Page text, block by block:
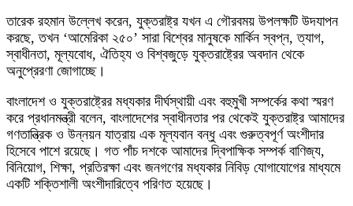
তারেক রহমান উল্লেখ করেন, যুক্তরাষ্ট্র যখন এ গৌরবময় উপলক্ষটি উদযাপন
করছে, তখন ‘আমেরিকা ২৫০’ সারা বিশ্বের মানুষকে মার্কিন স্বপ্ন, ত্যাগ,
স্বাধীনতা, মূল্যবোধ, ঐতিহ্য ও বিশ্বজুড়ে যুক্তরাষ্ট্রের অবদান থেকে
অনুপ্রেরণা জোগাচ্ছে।
বাংলাদেশ ও যুক্তরাষ্ট্রের মধ্যকার দীর্ঘস্থায়ী এবং বহুমুখী সম্পর্কের কথা স্মরণ
করে প্রধানমন্ত্রী বলেন, বাংলাদেশের স্বাধীনতার পর থেকেই যুক্তরাষ্ট্র আমাদের
গণতান্ত্রিক ও উন্নয়ন যাত্রায় এক মূল্যবান বন্ধু এবং গুরুত্বপূর্ণ অংশীদার
হিসেবে পাশে রয়েছে। গত পাঁচ দশকে আমাদের দ্বিপাক্ষিক সম্পর্ক বাণিজ্য,
বিনিয়োগ, শিক্ষা, প্রতিরক্ষা এবং জনগণের মধ্যকার নিবিড় যোগাযোগের মাধ্যমে
একটি শক্তিশালী অংশীদারিত্বে পরিণত হয়েছে।